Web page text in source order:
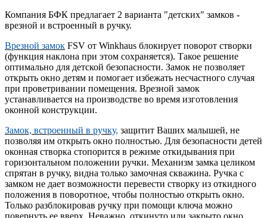
Компания БФК предлагает 2 варианта "детских" замков -
врезной и встроенный в ручку.
Врезной замок FSV от Winkhaus блокирует поворот створки
(функция наклона при этом сохраняется). Такое решение
оптимально для детской безопасности. Замок не позволяет
открыть окно детям и помогает избежать несчастного случая
при проветривании помещения. Врезной замок
устанавливается на производстве во время изготовления
оконной конструкции.
Замок, встроенный в ручку, защитит Ваших малышей, не
позволяя им открыть окно полностью. Для безопасности детей
оконная створка стопорится в режиме откидывания при
горизонтальном положении ручки. Механизм замка целиком
спрятан в ручку, видна только замочная скважина. Ручка с
замком не дает возможности перевести створку из откидного
положения в поворотное, чтобы полностью открыть окно.
Только разблокировав ручку при помощи ключа можно
повернуть ее вверх. Неважно, откинуто или закрыто окно,